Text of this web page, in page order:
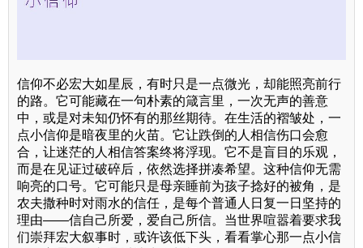
信仰不必宏大如星辰，有时只是一点微光，却能照亮前行
的路。它可能藏在一句朴素的箴言里，一次无声的善意
中，或是对未知仍怀有的那丝期待。在生活的褶皱处，一
点小信仰是暗夜里的火苗。它让跌倒的人相信伤口会愈
合，让迷茫的人相信答案终将浮现。它不是盲目的乐观，
而是在见证过破碎后，依然选择拼凑希望。这种信仰无需
响亮的口号。它可能只是母亲睡前为孩子捻好的被角，是
农夫撒种时对雨水的信任，是每个普通人日复一日坚持的
理由——信自己所爱，爱自己所信。当世界喧嚣着要求我
们崇拜宏大叙事时，或许该低下头，看看掌心那一点小信